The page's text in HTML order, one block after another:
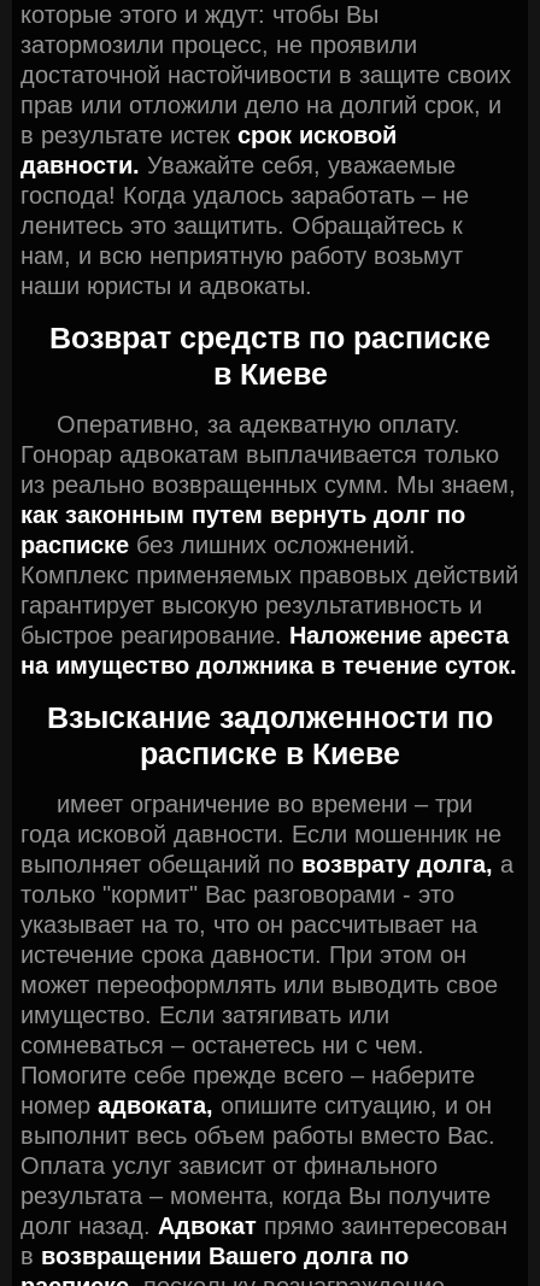
которые этого и ждут: чтобы Вы
затормозили процесс, не проявили
достаточной настойчивости в защите своих
прав или отложили дело на долгий срок, и
в результате истек срок исковой
давности. Уважайте себя, уважаемые
господа! Когда удалось заработать – не
ленитесь это защитить. Обращайтесь к
нам, и всю неприятную работу возьмут
наши юристы и адвокаты.
Возврат средств по расписке
в Киеве
Оперативно, за адекватную оплату.
Гонорар адвокатам выплачивается только
из реально возвращенных сумм. Мы знаем,
как законным путем вернуть долг по
расписке без лишних осложнений.
Комплекс применяемых правовых действий
гарантирует высокую результативность и
быстрое реагирование. Наложение ареста
на имущество должника в течение суток.
Взыскание задолженности по
расписке в Киеве
имеет ограничение во времени – три
года исковой давности. Если мошенник не
выполняет обещаний по возврату долга, а
только "кормит" Вас разговорами - это
указывает на то, что он рассчитывает на
истечение срока давности. При этом он
может переоформлять или выводить свое
имущество. Если затягивать или
сомневаться – останетесь ни с чем.
Помогите себе прежде всего – наберите
номер адвоката, опишите ситуацию, и он
выполнит весь объем работы вместо Вас.
Оплата услуг зависит от финального
результата – момента, когда Вы получите
долг назад. Адвокат прямо заинтересован
в возвращении Вашего долга по